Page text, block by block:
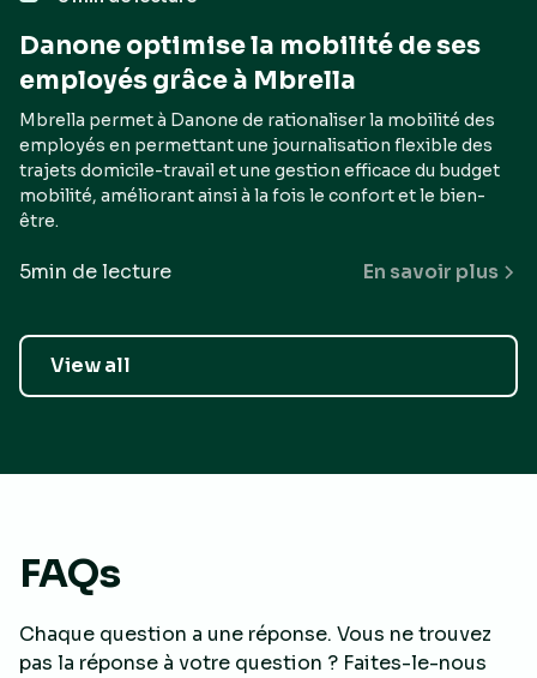
Danone optimise la mobilité de ses
employés grâce à Mbrella
Mbrella permet à Danone de rationaliser la mobilité des
employés en permettant une journalisation flexible des
trajets domicile-travail et une gestion efficace du budget
mobilité, améliorant ainsi à la fois le confort et le bien-
être.
5min de lecture En savoir plus
View all
FAQs
Chaque question a une réponse. Vous ne trouvez
pas la réponse à votre question ? Faites-le-nous